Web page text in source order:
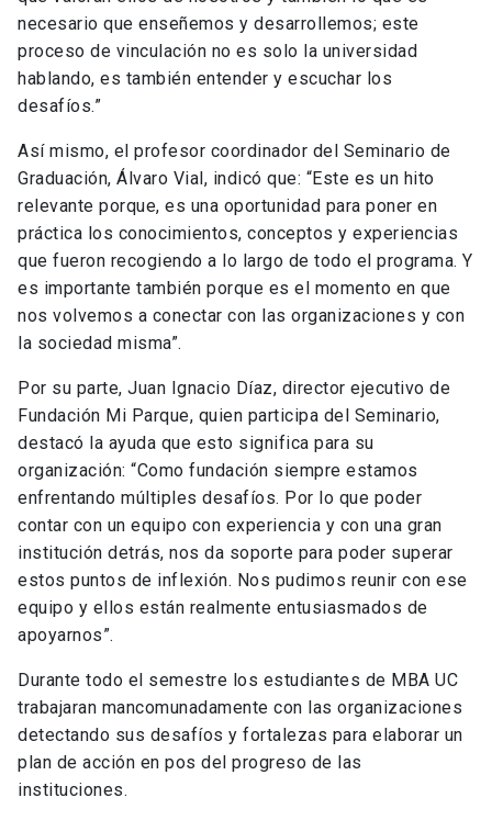
necesario que enseñemos y desarrollemos; este
proceso de vinculación no es solo la universidad
hablando, es también entender y escuchar los
desafíos.”
Así mismo, el profesor coordinador del Seminario de
Graduación, Álvaro Vial, indicó que: “Este es un hito
relevante porque, es una oportunidad para poner en
práctica los conocimientos, conceptos y experiencias
que fueron recogiendo a lo largo de todo el programa. Y
es importante también porque es el momento en que
nos volvemos a conectar con las organizaciones y con
la sociedad misma”.
Por su parte, Juan Ignacio Díaz, director ejecutivo de
Fundación Mi Parque, quien participa del Seminario,
destacó la ayuda que esto significa para su
organización: “Como fundación siempre estamos
enfrentando múltiples desafíos. Por lo que poder
contar con un equipo con experiencia y con una gran
institución detrás, nos da soporte para poder superar
estos puntos de inflexión. Nos pudimos reunir con ese
equipo y ellos están realmente entusiasmados de
apoyarnos”.
Durante todo el semestre los estudiantes de MBA UC
trabajaran mancomunadamente con las organizaciones
detectando sus desafíos y fortalezas para elaborar un
plan de acción en pos del progreso de las
instituciones.